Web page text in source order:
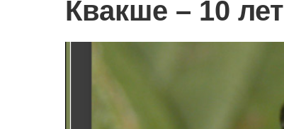
Квакше – 10 лет